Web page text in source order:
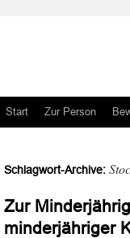
Zum
springen
Start Zur Person
Schlagwort-Archive:
Zur
minderjähriger